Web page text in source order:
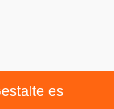
es